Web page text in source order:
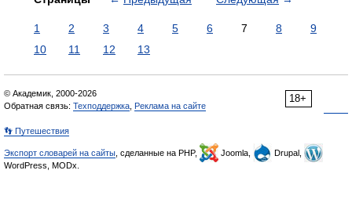
1 2 3 4 5 6 7 8
9
10
11 12 13
18+
© Академик, 2000-2026
Обратная связь: Техподдержка Реклама на сайте
👣 Путешествия
Экспорт словарей на сайты , сделанные на PHP, Joomla,
Drupal,
WordPress, MODx.